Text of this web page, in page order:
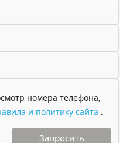
номера телефона,
и политику сайта .
Запросить